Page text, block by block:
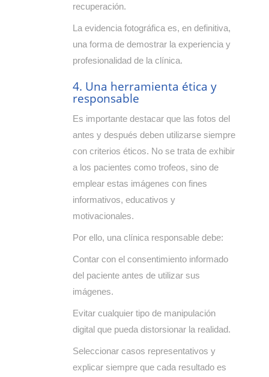
recuperación.
La evidencia fotográfica es, en definitiva,
una forma de demostrar la experiencia y
profesionalidad de la clínica.
4. Una herramienta ética y
responsable
Es importante destacar que las fotos del
antes y después deben utilizarse siempre
con criterios éticos. No se trata de exhibir
a los pacientes como trofeos, sino de
emplear estas imágenes con fines
informativos, educativos y
motivacionales.
Por ello, una clínica responsable debe:
Contar con el consentimiento informado
del paciente antes de utilizar sus
imágenes.
Evitar cualquier tipo de manipulación
digital que pueda distorsionar la realidad.
Seleccionar casos representativos y
explicar siempre que cada resultado es